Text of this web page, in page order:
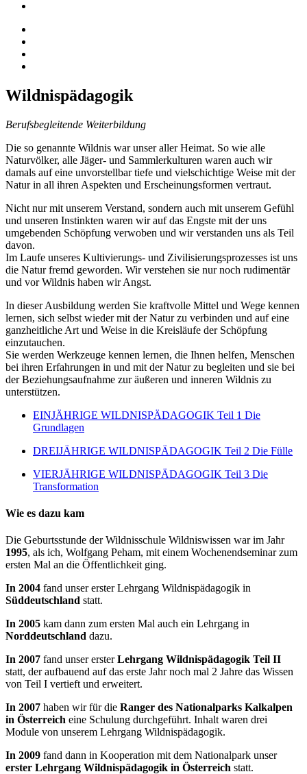
Wildnispädagogik
Berufsbegleitende Weiterbildung
Die so genannte Wildnis war unser aller Heimat. So wie alle
Naturvölker, alle Jäger- und Sammlerkulturen waren auch wir
damals auf eine unvorstellbar tiefe und vielschichtige Weise mit der
Natur in all ihren Aspekten und Erscheinungsformen vertraut.
Nicht nur mit unserem Verstand, sondern auch mit unserem Gefühl
und unseren Instinkten waren wir auf das Engste mit der uns
umgebenden Schöpfung verwoben und wir verstanden uns als Teil
davon.
Im Laufe unseres Kultivierungs- und Zivilisierungsprozesses ist uns
die Natur fremd geworden. Wir verstehen sie nur noch rudimentär
und vor Wildnis haben wir Angst.
In dieser Ausbildung werden Sie kraftvolle Mittel und Wege kennen
lernen, sich selbst wieder mit der Natur zu verbinden und auf eine
ganzheitliche Art und Weise in die Kreisläufe der Schöpfung
einzutauchen.
Sie werden Werkzeuge kennen lernen, die Ihnen helfen, Menschen
bei ihren Erfahrungen in und mit der Natur zu begleiten und sie bei
der Beziehungsaufnahme zur äußeren und inneren Wildnis zu
unterstützen.
EINJÄHRIGE WILDNISPÄDAGOGIK Teil 1 Die
Grundlagen
DREIJÄHRIGE WILDNISPÄDAGOGIK Teil 2 Die Fülle
VIERJÄHRIGE WILDNISPÄDAGOGIK Teil 3 Die
Transformation
Wie es dazu kam
Die Geburtsstunde der Wildnisschule Wildniswissen war im Jahr
1995, als ich, Wolfgang Peham, mit einem Wochenendseminar zum
ersten Mal an die Öffentlichkeit ging.
In 2004 fand unser erster Lehrgang Wildnispädagogik in
Süddeutschland statt.
In 2005 kam dann zum ersten Mal auch ein Lehrgang in
Norddeutschland dazu.
In 2007 fand unser ersterLehrgang Wildnispädagogik Teil II
statt, der aufbauend auf das erste Jahr noch mal 2 Jahre das Wissen
von Teil I vertieft und erweitert.
In 2007 haben wir für die Ranger des Nationalparks Kalkalpen
in Österreich eine Schulung durchgeführt. Inhalt waren drei
Module von unserem Lehrgang Wildnispädagogik.
In 2009 fand dann in Kooperation mit dem Nationalpark unser
erster Lehrgang Wildnispädagogik in Österreich statt.